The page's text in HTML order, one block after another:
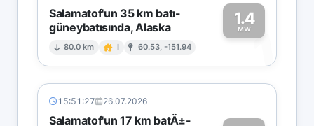
Salamatof'un 35 km batı-
güneybatısında, Alaska
80.0 km I 60.53, -151.94
1.4
MW1
15:51:27 26.07.2026
Salamatof'un 17 km batÄ±-